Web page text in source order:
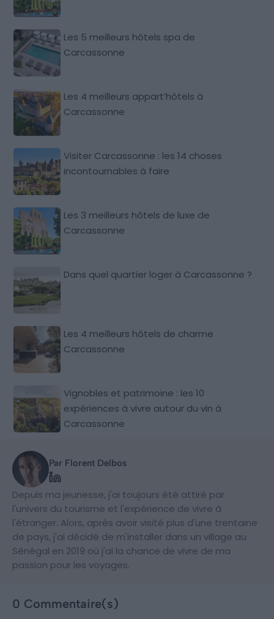
Les 5 meilleurs hôtels spa de
Carcassonne
Les 4 meilleurs appart’hôtels à
Carcassonne
Visiter Carcassonne : les 14 choses
incontournables à faire
Les 3 meilleurs hôtels de luxe de
Carcassonne
Dans quel quartier loger à Carcassonne ?
Les 4 meilleurs hôtels de charme
Carcassonne
Vignobles et patrimoine : les 10
expériences à vivre autour du vin à
Carcassonne
Par Florent Delbos
Depuis ma jeunesse, j'ai toujours été attiré par
l'univers du tourisme et l'expérience de vivre à
l'étranger. Alors, après avoir visité plus d'une trentaine
de pays, j'ai décidé de m'installer dans un village au
Sénégal en 2019 où j'ai la chance de vivre de ma
passion pour les voyages.
0 Commentaire(s)